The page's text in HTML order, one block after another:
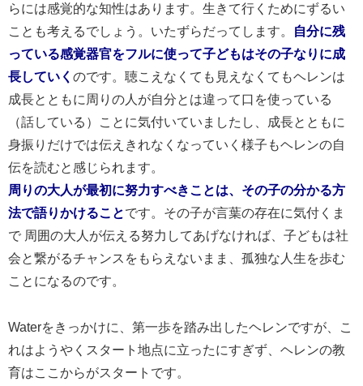
らには感覚的な知性はあります。生きて行くためにずるい
ことも考えるでしょう。いたずらだってします。
自分に残
っている感覚器官をフルに使って子どもはその子なりに成
長していく のです。聴こえなくても見えなくてもヘレンは
成長とともに周りの人が自分とは違って口を使っている
（話している）ことに気付いていましたし、成長とともに
身振りだけでは伝えきれなくなっていく様子もヘレンの自
伝を読むと感じられます。
周りの大人が最初に努力すべきことは、その子の分かる方
法で語りかけることです。その子が言葉の存在に気付くま
で 周囲の大人が伝える努力してあげなければ、子どもは社
会と繋がるチャンスをもらえないまま、孤独な人生を歩む
ことになるのです。
Waterをきっかけに、第一歩を踏み出したヘレンですが、こ
れはようやくスタート地点に立ったにすぎず、ヘレンの教
育はここからがスタートです。